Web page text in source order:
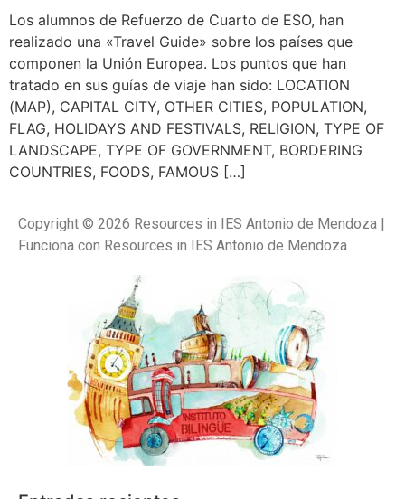
Los alumnos de Refuerzo de Cuarto de ESO, han
realizado una «Travel Guide» sobre los países que
componen la Unión Europea. Los puntos que han
tratado en sus guías de viaje han sido: LOCATION
(MAP), CAPITAL CITY, OTHER CITIES, POPULATION,
FLAG, HOLIDAYS AND FESTIVALS, RELIGION, TYPE OF
LANDSCAPE, TYPE OF GOVERNMENT, BORDERING
COUNTRIES, FOODS, FAMOUS […]
Copyright © 2026 Resources in IES Antonio de Mendoza |
Funciona con Resources in IES Antonio de Mendoza